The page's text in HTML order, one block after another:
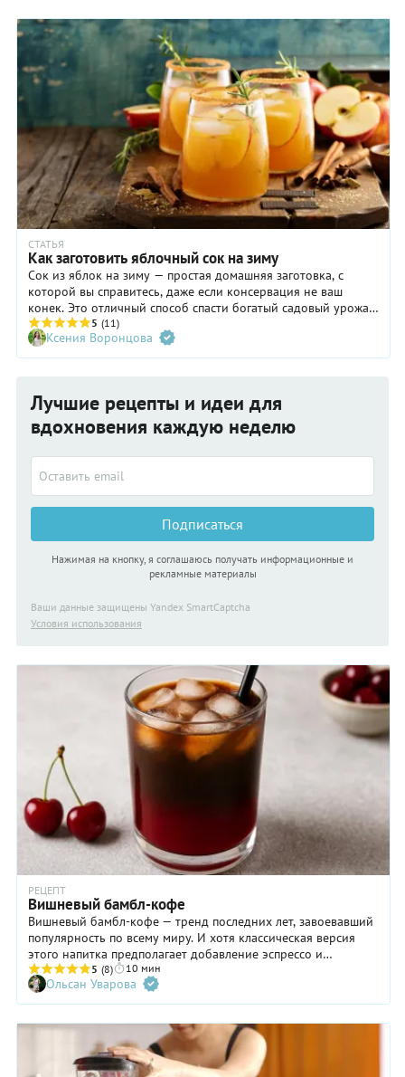
СТАТЬЯ
Как заготовить яблочный сок на зиму
Сок из яблок на зиму — простая домашняя заготовка, с
которой вы справитесь, даже если консервация не ваш
конек. Это отличный способ спасти богатый садовый урожай
или сохранить вкус сезонных яблок, привезенных с дачи.
Все, что нужно, — это соковыжималка, вместительная
кастрюля и заточенный нож. Остальное — дело техники,
5 (11)
Ксения Воронцова
Лучшие рецепты и идеи для
вдохновения каждую неделю
Подписаться
Нажимая на кнопку, я соглашаюсь получать информационные и
рекламные материалы
Ваши данные защищены Yandex SmartCaptcha
Условия использования
РЕЦЕПТ
Вишневый бамбл-кофе
Вишневый бамбл-кофе — тренд последних лет, завоевавший
популярность по всему миру. И хотя классическая версия
этого напитка предполагает добавление эспрессо и
свежевыжатого апельсинового сока, мы считаем, что
неизменный ингредиентом должен оставаться крепкий
кофе, а с остальными составляющими вполне допускаются
эксперименты. Если вы еще не успели попробовать кофе с
вишневым соком — самое время открыть для себя этот
напиток! Ниже мы подготовили пошаговый рецепт:
сохраняйте и наслаждайтесь!
5 (8) 10 мин
Ольсан Уварова